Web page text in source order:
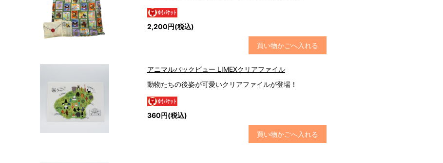
2,200円(税込)
買い物かごへ入れる
アニマルバックビュー LIMEXクリアファイル
動物たちの後姿が可愛いクリアファイルが登場！
360円(税込)
買い物かごへ入れる